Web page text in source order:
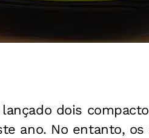
lançado dois
ano. No entanto, os